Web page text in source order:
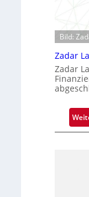
Bild:
Zadar
Zadar